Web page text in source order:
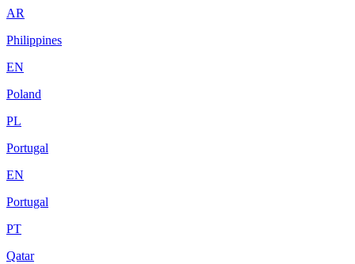
AR
Philippines
EN
Poland
PL
Portugal
EN
Portugal
PT
Qatar